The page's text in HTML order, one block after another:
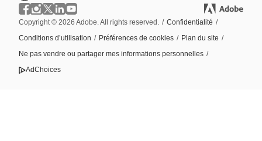
Copyright © 2026 Adobe. All rights reserved. / Confidentialité /
Conditions d’utilisation / Préférences de cookies / Plan du site /
Ne pas vendre ou partager mes informations personnelles /
AdChoices